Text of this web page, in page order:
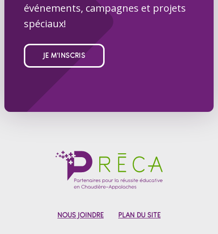
événements, campagnes et projets
spéciaux!
JE M'INSCRIS
NOUS JOINDRE PLAN DU SITE